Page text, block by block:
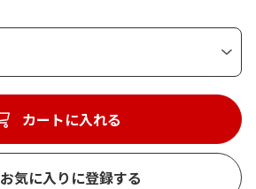
カートに入れる
お気に入りに登録する